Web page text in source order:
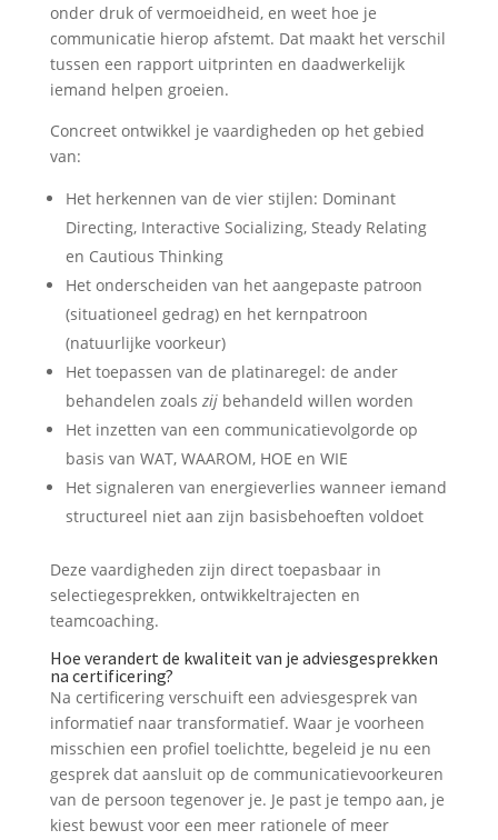
onder druk of vermoeidheid, en weet hoe je
communicatie hierop afstemt. Dat maakt het verschil
tussen een rapport uitprinten en daadwerkelijk
iemand helpen groeien.
Concreet ontwikkel je vaardigheden op het gebied
van:
Het herkennen van de vier stijlen: Dominant
Directing, Interactive Socializing, Steady Relating
en Cautious Thinking
Het onderscheiden van het aangepaste patroon
(situationeel gedrag) en het kernpatroon
(natuurlijke voorkeur)
Het toepassen van de platinaregel: de ander
behandelen zoals zijbehandeld willen worden
Het inzetten van een communicatievolgorde op
basis van WAT, WAAROM, HOE en WIE
Het signaleren van energieverlies wanneer iemand
structureel niet aan zijn basisbehoeften voldoet
Deze vaardigheden zijn direct toepasbaar in
selectiegesprekken, ontwikkeltrajecten en
teamcoaching.
Hoe verandert de kwaliteit van je adviesgesprekken
na certificering?
Na certificering verschuift een adviesgesprek van
informatief naar transformatief. Waar je voorheen
misschien een profiel toelichtte, begeleid je nu een
gesprek dat aansluit op de communicatievoorkeuren
van de persoon tegenover je. Je past je tempo aan, je
kiest bewust voor een meer rationele of meer